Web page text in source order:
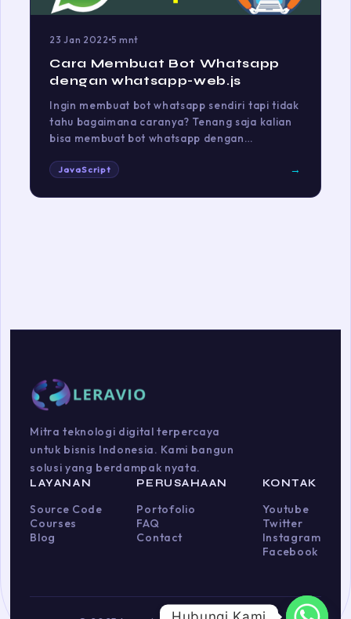
23 Jan 2022 5 mnt
Cara Membuat Bot Whatsapp
dengan whatsapp-web.js
Ingin membuat bot whatsapp sendiri tapi tidak
tahu bagaimana caranya? Tenang saja kalian
bisa membuat bot whatsapp dengan…
JavaScript →
Mitra teknologi digital terpercaya
untuk bisnis Indonesia. Kami bangun
solusi yang berdampak nyata.
LAYANAN
Source Code
Courses
Blog
PERUSAHAAN
Portofolio
FAQ
Contact
KONTAK
Youtube
Twitter
Instagram
Facebook